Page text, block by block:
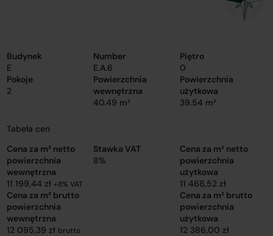
Budynek
E
Number
E.A.6
Piętro
0
Pokoje
2
Powierzchnia
wewnętrzna
40.49 m²
Powierzchnia
użytkowa
39.54 m²
Tabela cen
Cena za m² netto
powierzchnia
wewnętrzna
11 199,44 zł+8% VAT
Stawka VAT
8%
Cena za m² netto
powierzchnia
użytkowa
11 468,52 zł
Cena za m² brutto
powierzchnia
wewnętrzna
12 095,39 zł brutto
Cena za m² brutto
powierzchnia
użytkowa
12 386,00 zł